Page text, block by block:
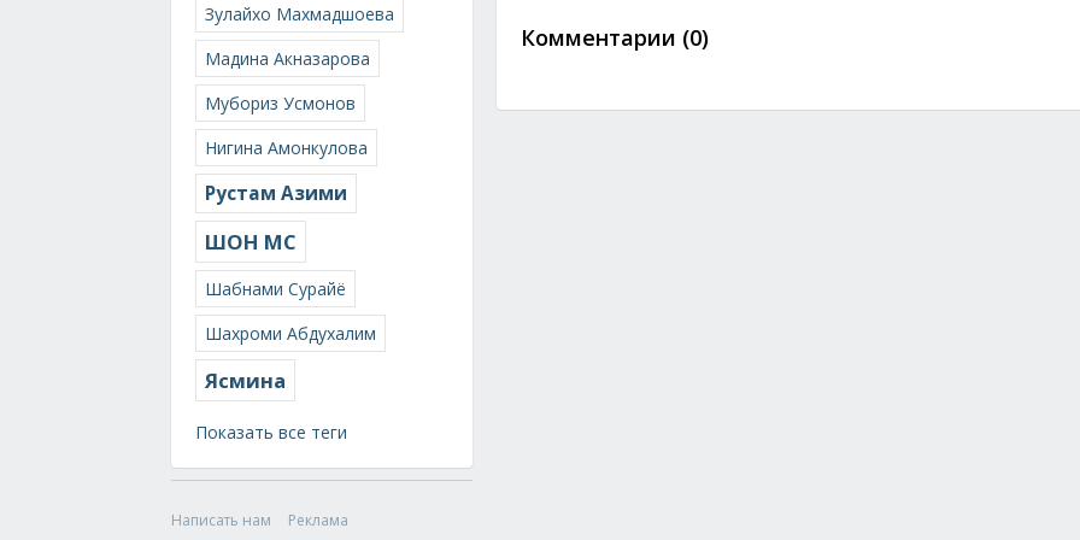
Зулайхо Махмадшоева
Мадина Акназарова
Мубориз Усмонов
Нигина Амонкулова
Рустам Азими
ШОН МС
Шабнами Сурайё
Шахроми Абдухалим
Ясмина
Показать все теги
Написать нам
Реклама
Комментарии (0)